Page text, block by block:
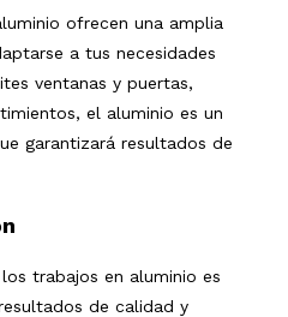
ofrecen una amplia
a tus necesidades
ventanas y puertas,
el aluminio es un
garantizará resultados de
trabajos en aluminio es
de calidad y